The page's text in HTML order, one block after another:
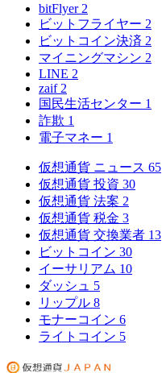
bitFlyer 2
ビットフライヤー 2
ビットコイン決済 2
マイニングマシン 2
LINE 2
zaif 2
国民生活センター 1
詐欺 1
電子マネー 1
仮想通貨 ニュース 65
仮想通貨 投資 30
仮想通貨 法案 2
仮想通貨 税金 3
仮想通貨 交換業者 13
ビットコイン 30
イーサリアム 10
ダッシュ 5
リップル 8
モナーコイン 6
ライトコイン 5